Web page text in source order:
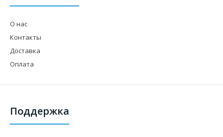
О нас
Контакты
Доставка
Оплата
Поддержка